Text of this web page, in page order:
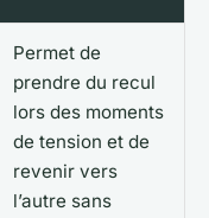
Permet de
prendre du recul
lors des moments
de tension et de
revenir vers
l’autre sans